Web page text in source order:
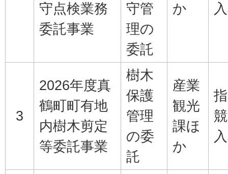
守点検業務
委託事業
守管
理の
委託
か
3
2026年度真
鶴町町有地
内樹木剪定
等委託事業
樹木
保護
管理
の委
託
産業
観光
課ほ
か